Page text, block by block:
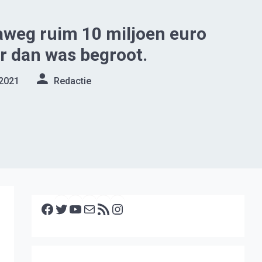
ruim 10 miljoen euro
dan was begroot.
Redactie
Facebook Twitter YouTube E-mail RSS feed